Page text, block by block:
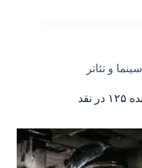
سینما و تئاتر
پرونده پلاسکو | یادداشت تند نویسنده ۱۲۵ در نقد